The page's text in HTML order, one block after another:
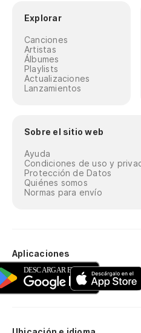
Explorar
Canciones
Artistas
Álbumes
Playlists
Actualizaciones
Lanzamientos
Sobre el sitio web
Ayuda
Condiciones de uso y
Protección de Datos
Quiénes somos
Normas para envío
Aplicaciones